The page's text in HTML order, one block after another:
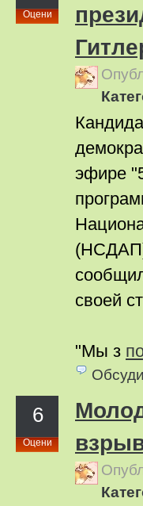
Оцени
эфире
своей
"Мы з
6
Оцени